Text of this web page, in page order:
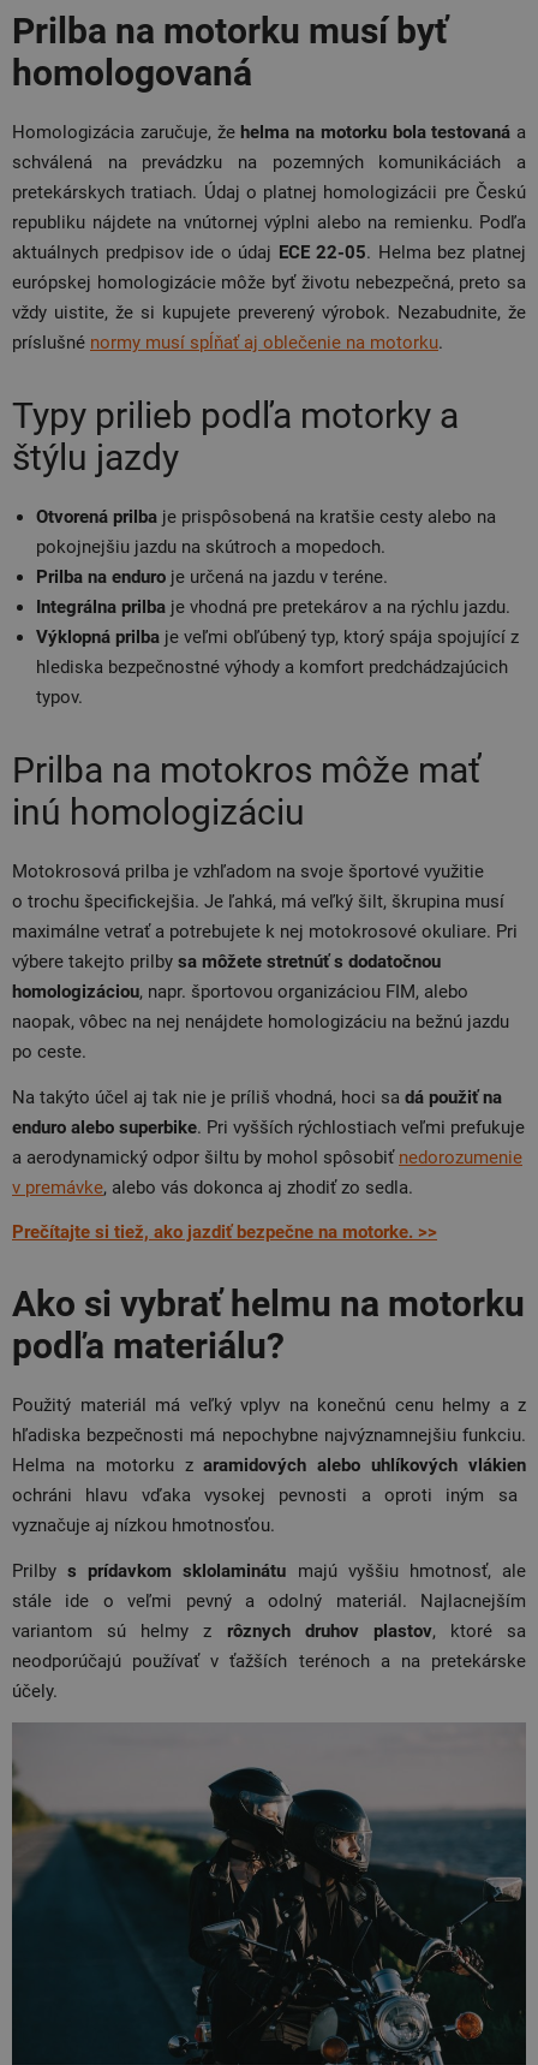
Prilba na motorku musí byť
homologovaná
Homologizácia zaručuje, žehelma na motorku bola testovaná a
schválená na prevádzku na pozemných komunikáciách a
pretekárskych tratiach. Údaj o platnej homologizácii pre Českú
republiku nájdete na vnútornej výplni alebo na remienku. Podľa
aktuálnych predpisov ide o údaj ECE 22-05. Helma bez platnej
európskej homologizácie môže byť životu nebezpečná, preto sa
vždy uistite, že si kupujete preverený výrobok. Nezabudnite, že
príslušné normy musí spĺňať aj oblečenie na motorku.
Typy prilieb podľa motorky a
štýlu jazdy
Otvorená prilba je prispôsobená na kratšie cesty alebo na
pokojnejšiu jazdu na skútroch a mopedoch.
Prilba na enduro je určená na jazdu v teréne.
Integrálna prilba je vhodná pre pretekárov a na rýchlu jazdu.
Výklopná prilba je veľmi obľúbený typ, ktorý spája spojující z
hlediska bezpečnostné výhody a komfort predchádzajúcich
typov.
Prilba na motokros môže mať
inú homologizáciu
Motokrosová prilba je vzhľadom na svoje športové využitie
o trochu špecifickejšia. Je ľahká, má veľký šilt, škrupina musí
maximálne vetrať a potrebujete k nej motokrosové okuliare. Pri
výbere takejto prilby sa môžete stretnúť s dodatočnou
homologizáciou, napr. športovou organizáciou FIM, alebo
naopak, vôbec na nej nenájdete homologizáciu na bežnú jazdu
po ceste.
Na takýto účel aj tak nie je príliš vhodná, hoci sa dá použiť na
enduro alebo superbike. Pri vyšších rýchlostiach veľmi prefukuje
a aerodynamický odpor šiltu by mohol spôsobiť nedorozumenie
v premávke, alebo vás dokonca aj zhodiť zo sedla.
Prečítajte si tiež, ako jazdiť bezpečne na motorke. >>
Ako si vybrať helmu na motorku
podľa materiálu?
Použitý materiál má veľký vplyv na konečnú cenu helmy a z
hľadiska bezpečnosti má nepochybne najvýznamnejšiu funkciu.
Helma na motorku zaramidových alebo uhlíkových vlákien
ochráni hlavu vďaka vysokej pevnosti a oproti iným sa
vyznačuje aj nízkou hmotnosťou.
Prilbys prídavkom sklolaminátu majú vyššiu hmotnosť, ale
stále ide o veľmi pevný a odolný materiál. Najlacnejším
variantom sú helmy z rôznych druhov plastov, ktoré sa
neodporúčajú používať v ťažších terénoch a na pretekárske
účely.